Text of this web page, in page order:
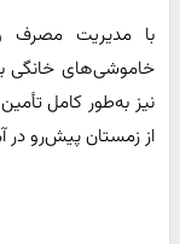
با مدیریت مصرف و
خاموشی‌های خانگی
نیز به‌طور کامل
از زمستان پیش‌رو در